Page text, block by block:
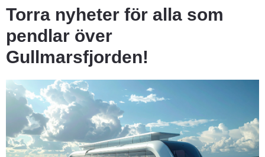
Torra nyheter för alla som
pendlar över
Gullmarsfjorden!